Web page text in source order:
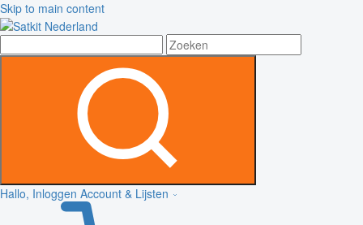
Skip to main content
Hallo, Inloggen Account & Lijsten